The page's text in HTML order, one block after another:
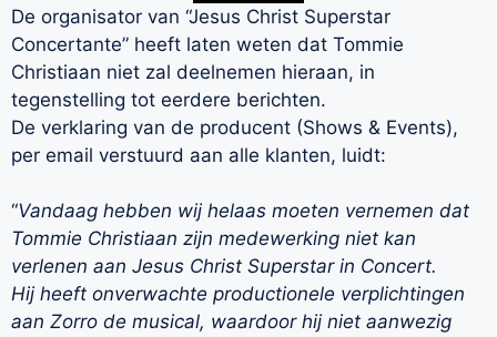
De organisator van “Jesus Christ Superstar
Concertante” heeft laten weten dat Tommie
Christiaan niet zal deelnemen hieraan, in
tegenstelling tot eerdere berichten.
De verklaring van de producent (Shows & Events),
per email verstuurd aan alle klanten, luidt:
“Vandaag hebben wij helaas moeten vernemen dat
Tommie Christiaan zijn medewerking niet kan
verlenen aan Jesus Christ Superstar in Concert.
Hij heeft onverwachte productionele verplichtingen
aan Zorro de musical, waardoor hij niet aanwezig